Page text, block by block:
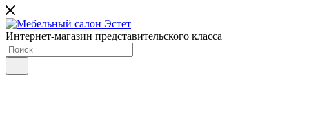
Интернет-магазин представительского класса